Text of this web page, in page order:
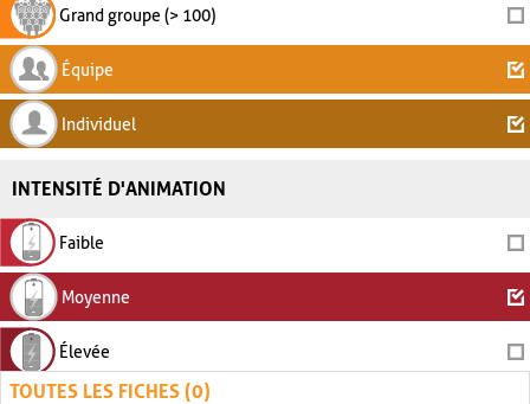
Grand groupe (> 100)
Équipe
Individuel
INTENSITÉ D'ANIMATION
Faible
Moyenne
Élevée
TOUTES LES FICHES (0)